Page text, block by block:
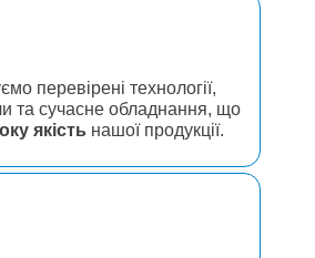
перевірені технології,
та сучасне обладнання, що
якість нашої продукції.